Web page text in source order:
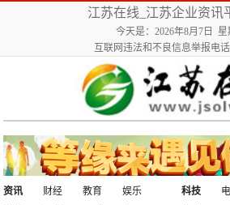
江苏在线_江苏企业资讯
今天是：2026年8月7日 星
互联网违法和不良信息举报电
资讯 财经 教育
娱乐
科技